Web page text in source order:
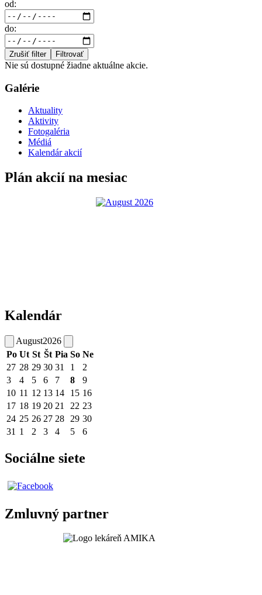
od:
do:
Zrušiť filter Filtrovať
Nie sú dostupné žiadne aktuálne akcie.
Galérie
Aktuality
Aktivity
Fotogaléria
Médiá
Kalendár akcií
Plán akcií na mesiac
Kalendár
August2026
Po Ut St Št Pia So Ne
27 28 29 30 31 1
2
3
4 5 6 7 8
9
10 11 12 13 14 15 16
17 18 19 20 21 22 23
24 25 26 27 28 29 30
31 1 2 3 4 5 6
Sociálne siete
Zmluvný partner